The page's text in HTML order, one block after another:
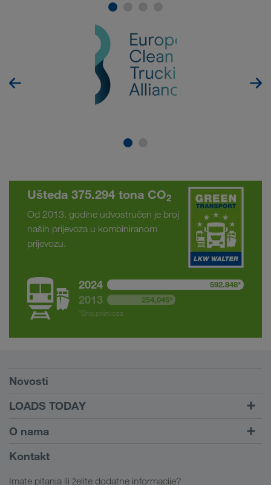
Ušteda 375.294 tona CO2
Od 2013. godine udvostručen je broj
naših prijevoza u kombiniranom
prijevozu.
2024 592.848*
2013
254,045*
*Broj prijevoza
Preduvjeti
Novosti
LOADS TODAY
Pronađi prijevoz uz
LOADS TODAY
Saznajte više
Na prijavu
O nama
Informacije o poduzeću
Kontakt
Imate pitanja ili želite dodatne informacije?